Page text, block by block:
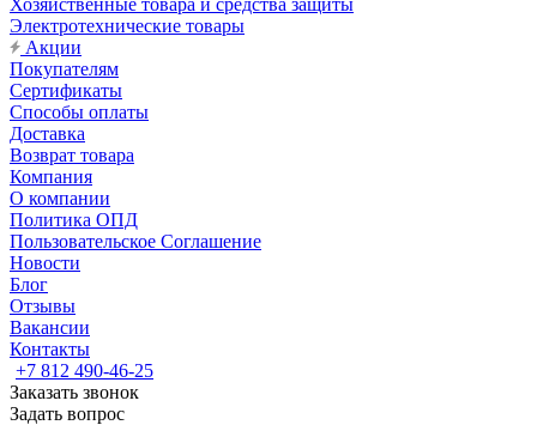
Хозяйственные товара и средства защиты
Электротехнические товары
Акции
Покупателям
Сертификаты
Способы оплаты
Доставка
Возврат товара
Компания
О компании
Политика ОПД
Пользовательское Соглашение
Новости
Блог
Отзывы
Вакансии
Контакты
+7 812 490-46-25
Заказать звонок
Задать вопрос